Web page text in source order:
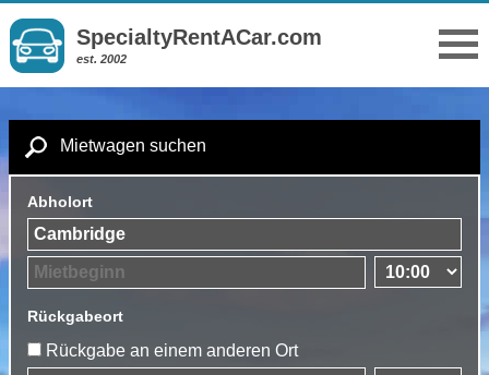
SpecialtyRentACar.com
est. 2002
Mietwagen suchen
Abholort
Rückgabeort
Rückgabe an einem anderen Ort